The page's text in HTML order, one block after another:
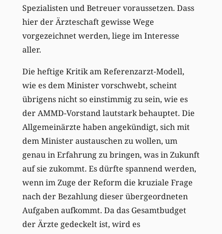
Spezialisten und Betreuer voraussetzen. Dass
hier der Ärzteschaft gewisse Wege
vorgezeichnet werden, liege im Interesse
aller.
Die heftige Kritik am Referenzarzt-Modell,
wie es dem Minister vorschwebt, scheint
übrigens nicht so einstimmig zu sein, wie es
der AMMD-Vorstand lautstark behauptet. Die
Allgemeinärzte haben angekündigt, sich mit
dem Minister austauschen zu wollen, um
genau in Erfahrung zu bringen, was in Zukunft
auf sie zukommt. Es dürfte spannend werden,
wenn im Zuge der Reform die kruziale Frage
nach der Bezahlung dieser übergeordneten
Aufgaben aufkommt. Da das Gesamtbudget
der Ärzte gedeckelt ist, wird es